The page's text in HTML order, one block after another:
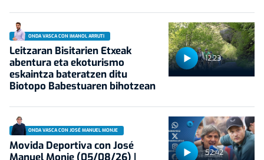
12:23
ONDA VASCA CON IMANOL ARRUTI
Leitzaran Bisitarien Etxeak
abentura eta ekoturismo
eskaintza bateratzen ditu
Biotopo Babestuaren bihotzean
52:42
ONDA VASCA CON JOSÉ MANUEL MONJE
Movida Deportiva con José
Manuel Monje (05/08/26) |